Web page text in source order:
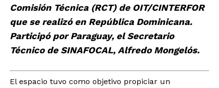
Comisión Técnica (RCT) de OIT/CINTERFOR
que se realizó en República Dominicana.
Participó por Paraguay, el Secretario
Técnico de SINAFOCAL, Alfredo Mongelós.
El espacio tuvo como objetivo propiciar un